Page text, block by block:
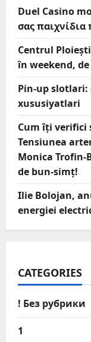
Duel Casino
σας παιχνίδια
Centrul
în weekend,
Pin-up slotlari:
xususiyatlari
Cum îți verifici
Tensiunea
Monica Trofin-
de bun-simț!
Ilie Bolojan,
energiei
CATEGORIES
! Без рубрики
1